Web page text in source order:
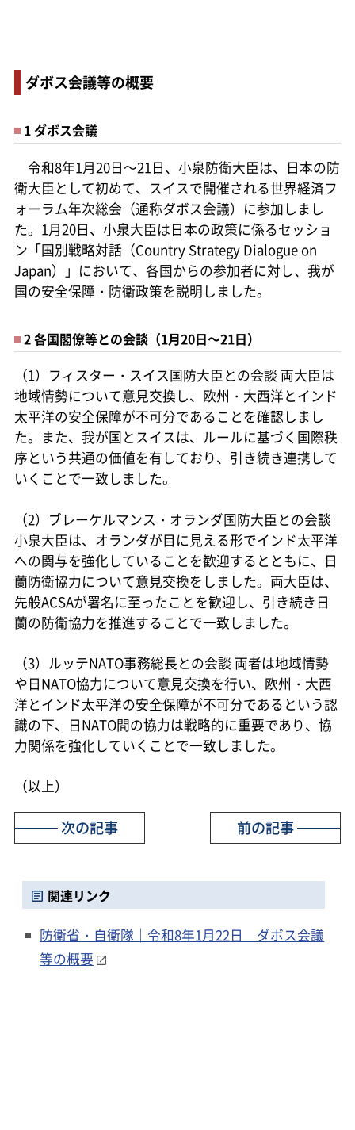
ダボス会議等の概要
1 ダボス会議
令和8年1月20日～21日、小泉防衛大臣は、日本の防
衛大臣として初めて、スイスで開催される世界経済フ
ォーラム年次総会（通称ダボス会議）に参加しまし
た。1月20日、小泉大臣は日本の政策に係るセッショ
ン「国別戦略対話（Country Strategy Dialogue on
Japan）」において、各国からの参加者に対し、我が
国の安全保障・防衛政策を説明しました。
2 各国閣僚等との会談（1月20日～21日）
（1）フィスター・スイス国防大臣との会談 両大臣は
地域情勢について意見交換し、欧州・大西洋とインド
太平洋の安全保障が不可分であることを確認しまし
た。また、我が国とスイスは、ルールに基づく国際秩
序という共通の価値を有しており、引き続き連携して
いくことで一致しました。
（2）ブレーケルマンス・オランダ国防大臣との会談
小泉大臣は、オランダが目に見える形でインド太平洋
への関与を強化していることを歓迎するとともに、日
蘭防衛協力について意見交換をしました。両大臣は、
先般ACSAが署名に至ったことを歓迎し、引き続き日
蘭の防衛協力を推進することで一致しました。
（3）ルッテNATO事務総長との会談 両者は地域情勢
や日NATO協力について意見交換を行い、欧州・大西
洋とインド太平洋の安全保障が不可分であるという認
識の下、日NATO間の協力は戦略的に重要であり、協
力関係を強化していくことで一致しました。
（以上）
前の記事
次の記事
関連リンク
防衛省・自衛隊｜令和8年1月22日 ダボス会議
等の概要